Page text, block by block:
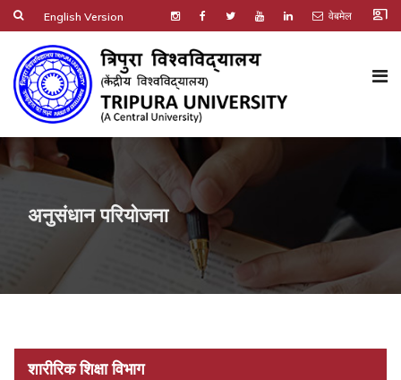
English Version वेबमेल co_present
अनुसंधान परियोजना
शारीरिक शिक्षा विभाग